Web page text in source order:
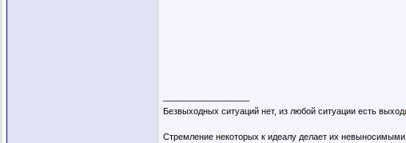
Безвыходных ситуаций нет, из любой ситуации есть выход
Стремление некоторых к идеалу делает их невыносимыми.